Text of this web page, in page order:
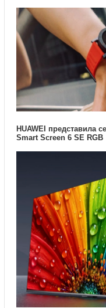
HUAWEI представила
Smart Screen 6 SE RGB